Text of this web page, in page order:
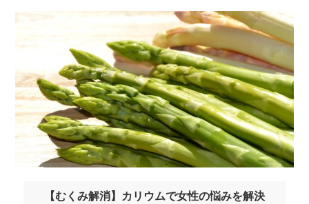
【むくみ解消】カリウムで女性の悩みを解決